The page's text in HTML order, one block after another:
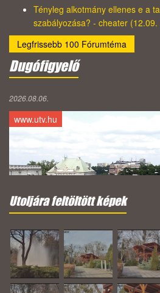
Tényleg alkotmány ellenes e a
szabályozása? - cheater (12.09.
Legfrissebb 100 Fórumtéma
Dugófigyelő
2026.08.06.
www.utv.hu
Utoljára feltöltött képek